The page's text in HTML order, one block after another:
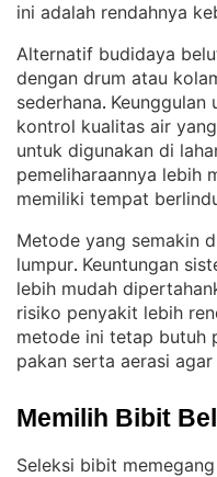
ini adalah rendahnya
Alternatif budidaya
dengan drum atau
sederhana. Keunggulan
kontrol kualitas air
untuk digunakan di
pemeliharaannya lebih
memiliki tempat
Metode yang semakin
lumpur. Keuntungan
lebih mudah
risiko penyakit lebih
metode ini tetap butuh
pakan serta aerasi
Memilih Bibit
Seleksi bibit